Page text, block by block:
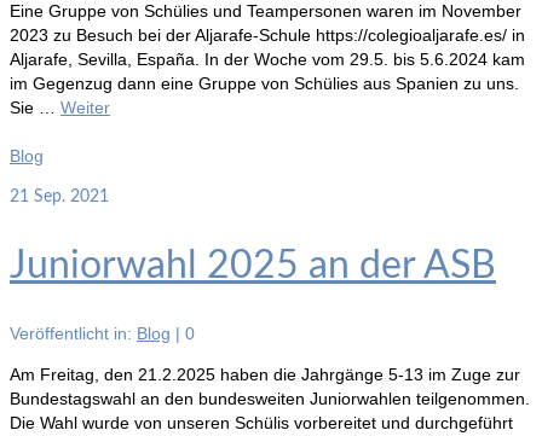
Eine Gruppe von Schülies und Teampersonen waren im November
2023 zu Besuch bei der Aljarafe-Schule https://colegioaljarafe.es/ in
Aljarafe, Sevilla, España. In der Woche vom 29.5. bis 5.6.2024 kam
im Gegenzug dann eine Gruppe von Schülies aus Spanien zu uns.
Sie … Weiter
Blog
21 Sep. 2021
Juniorwahl 2025 an der ASB
Veröffentlicht in: Blog | 0
Am Freitag, den 21.2.2025 haben die Jahrgänge 5-13 im Zuge zur
Bundestagswahl an den bundesweiten Juniorwahlen teilgenommen.
Die Wahl wurde von unseren Schülis vorbereitet und durchgeführt